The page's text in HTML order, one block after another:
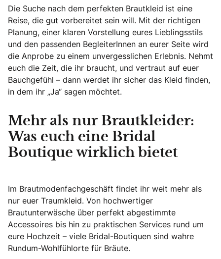
Die Suche nach dem perfekten Brautkleid ist eine
Reise, die gut vorbereitet sein will. Mit der richtigen
Planung, einer klaren Vorstellung eures Lieblingsstils
und den passenden BegleiterInnen an eurer Seite wird
die Anprobe zu einem unvergesslichen Erlebnis. Nehmt
euch die Zeit, die ihr braucht, und vertraut auf euer
Bauchgefühl – dann werdet ihr sicher das Kleid finden,
in dem ihr „Ja“ sagen möchtet.
Mehr als nur Brautkleider:
Was euch eine Bridal
Boutique wirklich bietet
Im Brautmodenfachgeschäft findet ihr weit mehr als
nur euer Traumkleid. Von hochwertiger
Brautunterwäsche über perfekt abgestimmte
Accessoires bis hin zu praktischen Services rund um
eure Hochzeit – viele Bridal-Boutiquen sind wahre
Rundum-Wohlfühlorte für Bräute.